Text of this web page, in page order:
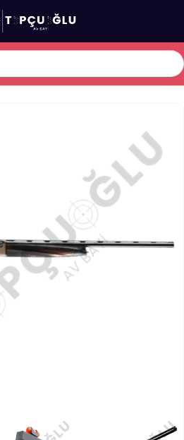
Av Tüfekleri/Otomatik Av Tüfekleri